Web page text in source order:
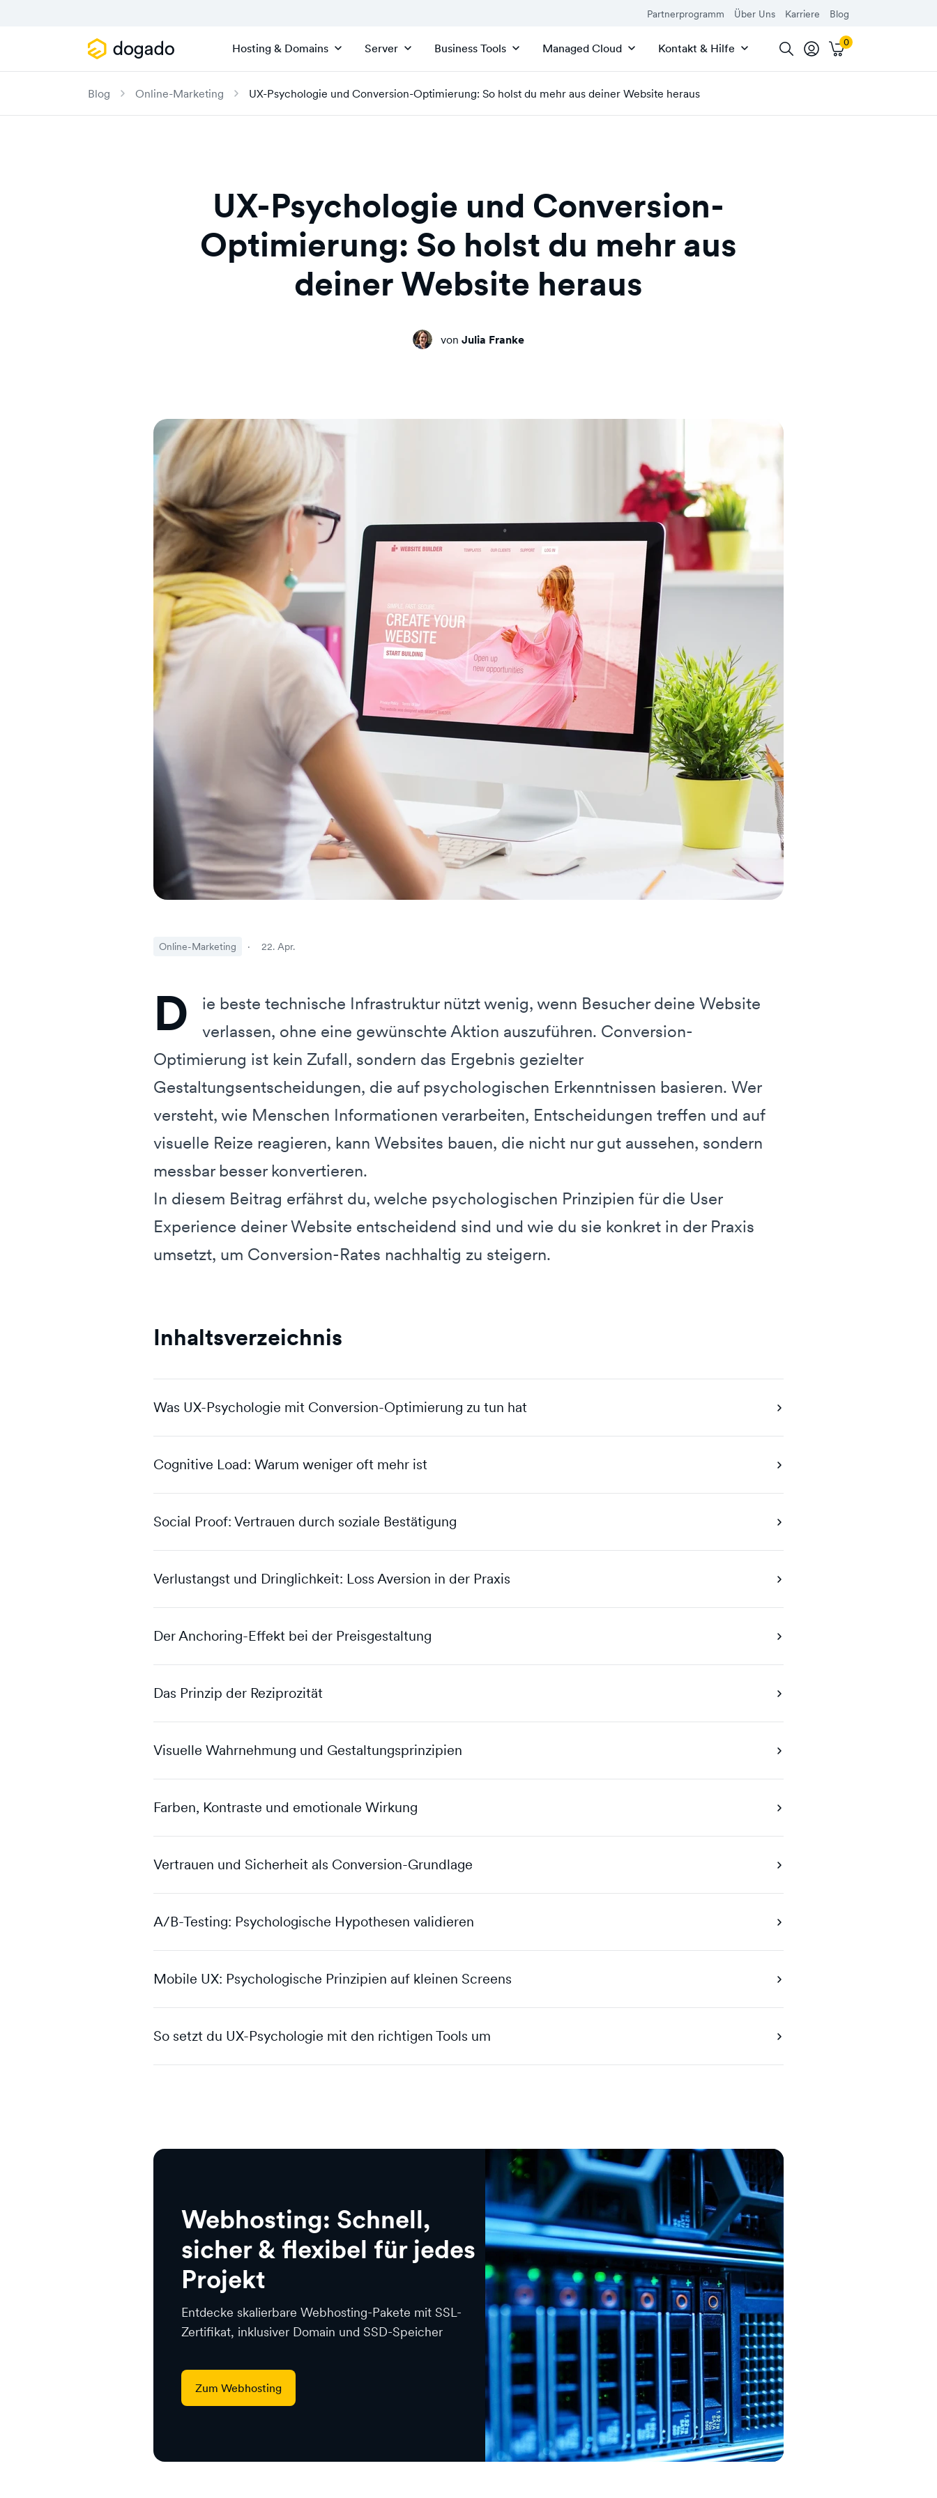
Partnerprogramm Über Uns Karriere Blog
Hosting & Domains Server Business Tools Managed Cloud Kontakt & Hilfe
Blog Online-Marketing UX-Psychologie und Conversion-Optimierung: So holst du mehr aus deiner Website heraus
UX-Psychologie und Conversion-
Optimierung: So holst du mehr aus
deiner Website heraus
von Julia Franke
Online-Marketing · 22. Apr.
D
ie beste technische Infrastruktur nützt wenig, wenn Besucher deine Website
verlassen, ohne eine gewünschte Aktion auszuführen. Conversion-
Optimierung ist kein Zufall, sondern das Ergebnis gezielter
Gestaltungsentscheidungen, die auf psychologischen Erkenntnissen basieren. Wer
versteht, wie Menschen Informationen verarbeiten, Entscheidungen treffen und auf
visuelle Reize reagieren, kann Websites bauen, die nicht nur gut aussehen, sondern
messbar besser konvertieren.
In diesem Beitrag erfährst du, welche psychologischen Prinzipien für die User
Experience deiner Website entscheidend sind und wie du sie konkret in der Praxis
umsetzt, um Conversion-Rates nachhaltig zu steigern.
Inhaltsverzeichnis
Was UX-Psychologie mit Conversion-Optimierung zu tun hat
Cognitive Load: Warum weniger oft mehr ist
Social Proof: Vertrauen durch soziale Bestätigung
Verlustangst und Dringlichkeit: Loss Aversion in der Praxis
Der Anchoring-Effekt bei der Preisgestaltung
Das Prinzip der Reziprozität
Visuelle Wahrnehmung und Gestaltungsprinzipien
Farben, Kontraste und emotionale Wirkung
Vertrauen und Sicherheit als Conversion-Grundlage
A/B-Testing: Psychologische Hypothesen validieren
Mobile UX: Psychologische Prinzipien auf kleinen Screens
So setzt du UX-Psychologie mit den richtigen Tools um
Webhosting: Schnell,
sicher & flexibel für jedes
Projekt
Entdecke skalierbare Webhosting-Pakete mit SSL-
Zertifikat, inklusiver Domain und SSD-Speicher
Zum Webhosting